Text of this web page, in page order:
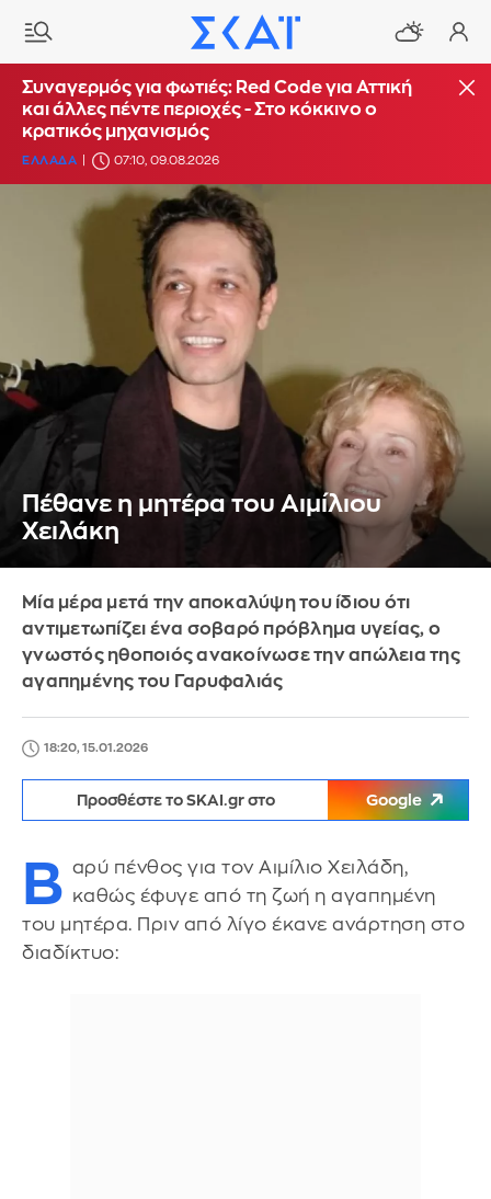
Συναγερμός για φωτιές: Red Code για Αττική
και άλλες πέντε περιοχές - Στο κόκκινο ο
κρατικός μηχανισμός
ΕΛΛΑΔΑ 07:10, 09.08.2026
Πέθανε η μητέρα του Αιμίλιου
Χειλάκη
Μία μέρα μετά την αποκαλύψη του ίδιου ότι
αντιμετωπίζει ένα σοβαρό πρόβλημα υγείας, ο
γνωστός ηθοποιός ανακοίνωσε την απώλεια της
αγαπημένης του Γαρυφαλιάς
18:20, 15.01.2026
Προσθέστε το SKAI.gr στο Google
Β αρύ πένθος για τον Αιμίλιο Χειλάδη,
καθώς έφυγε από τη ζωή η αγαπημένη
του μητέρα. Πριν από λίγο έκανε ανάρτηση στο
διαδίκτυο: